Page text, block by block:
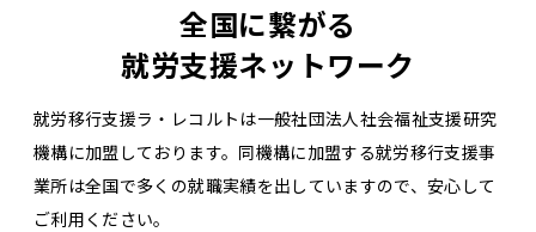
全国に繋がる
就労支援ネットワーク
就労移行支援ラ・レコルトは一般社団法人社会福祉支援研究
機構に加盟しております。同機構に加盟する就労移行支援事
業所は全国で多くの就職実績を出していますので、安心して
ご利用ください。